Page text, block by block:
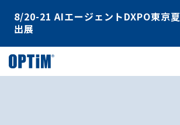
8/20-21 AIエージェントDXPO東京夏
出展